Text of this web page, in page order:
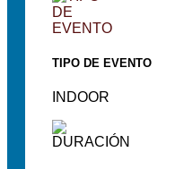
TIPO DE EVENTO
INDOOR